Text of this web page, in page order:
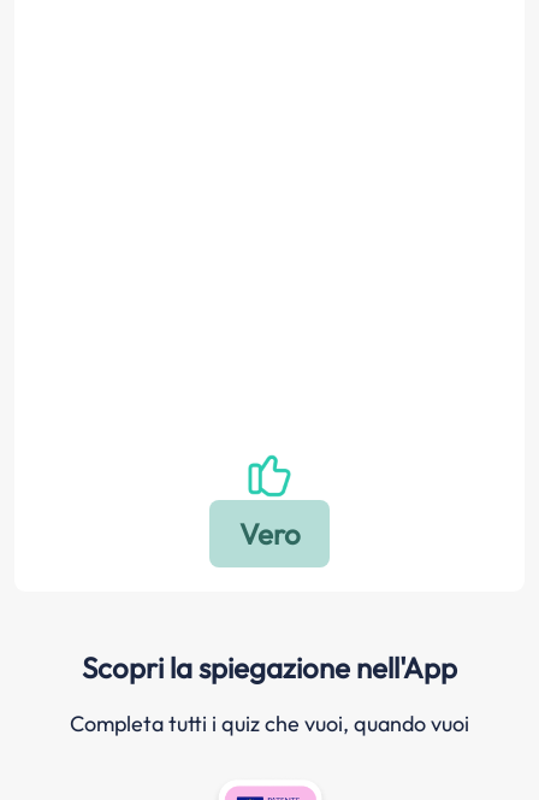
Scopri la spiegazione nell'App
Completa tutti i quiz che vuoi, quando vuoi